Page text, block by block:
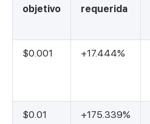
objetivo
requerida
$0.001 +17.444%
$0.01 +175.339%